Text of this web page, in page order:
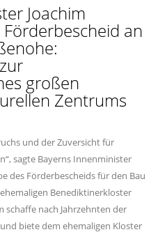
Joachim
an
großen
Zentrums
und der Zuversicht für
sagte Bayerns Innenminister
des Förderbescheids für den Bau
Benediktinerkloster
schaffe nach Jahrzehnten der
biete dem ehemaligen Kloster